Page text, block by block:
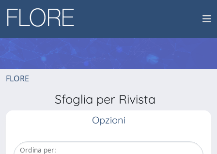
FLORE
Sfoglia per Rivista
Opzioni
Ordina per: